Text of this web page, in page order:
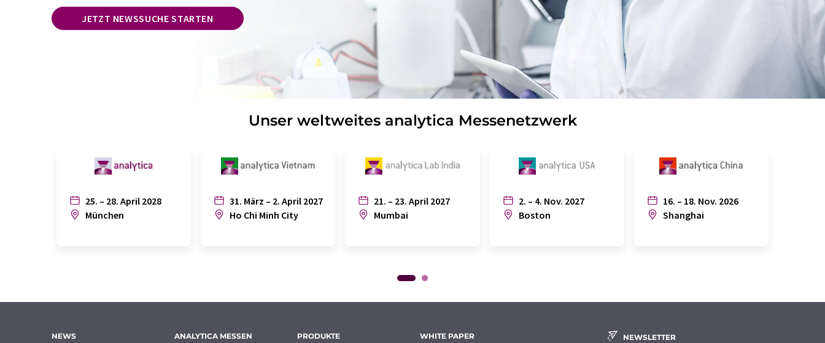
JETZT NEWSSUCHE STARTEN
Unser weltweites analytica Messenetzwerk
25. – 28. April 2028
München
31. März – 2. April 2027
Ho Chi Minh City
21. – 23. April 2027
Mumbai
2. – 4. Nov. 2027
Boston
16. – 18. Nov. 2026
Shanghai
NEWS ANALYTICA MESSEN PRODUKTE WHITE PAPER NEWSLETTER